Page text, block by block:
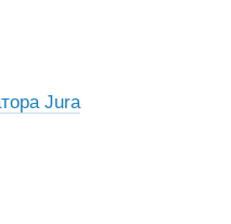
Jura